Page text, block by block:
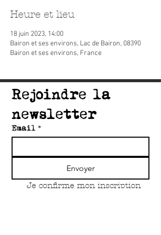
Heure et lieu
18 juin 2023, 14:00
Bairon et ses environs, Lac de Bairon, 08390
Bairon et ses environs, France
Rejoindre la
newsletter
Email *
Envoyer
Je confirme mon inscription